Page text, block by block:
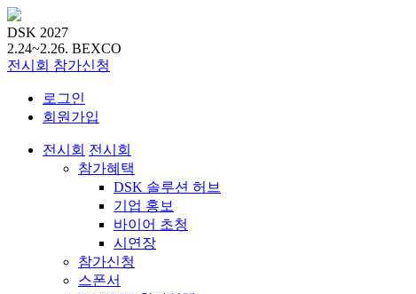
DSK 2027
2.24~2.26. BEXCO
전시회 참가신청
로그인
회원가입
전시회 전시회
참가혜택
DSK 솔루션 허브
기업 홍보
바이어 초청
시연장
참가신청
스폰서